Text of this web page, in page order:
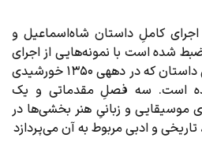
کاملِ داستان شاه‌اسماعیل و
که در سال ۱۳۸۴ ضبط شده است با نمونه‌هایی از اجرای
بخشی‌های خراسان از همین داستان که در دههی ۱۳۵۰ خورشیدی
است. سه فصلِ مقدماتی و یک
موسیقایی و زبانیِ هنر بخشی‌ها در
تاریخی و ادبی مربوط به آن می‌پردازد